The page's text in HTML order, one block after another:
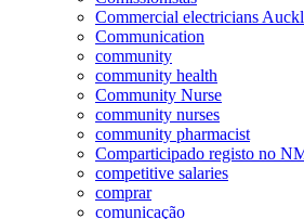
Commercial electricians
Communication
community
community health
Community Nurse
community nurses
community pharmacist
Comparticipado registo no
competitive salaries
comprar
comunicação